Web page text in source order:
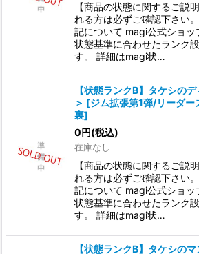
【商品の状態に関するご説
れる方は必ずご確認下さい
記について magi公式ショッ
状態基準に合わせたランク
す。 詳細はmagi状…
【状態ランクB】タケシの
＞ [ジム拡張第1弾/リーダ
裏]
0円(税込)
在庫なし
【商品の状態に関するご説
れる方は必ずご確認下さい
記について magi公式ショッ
状態基準に合わせたランク
す。 詳細はmagi状…
【状態ランクB】タケシのマ